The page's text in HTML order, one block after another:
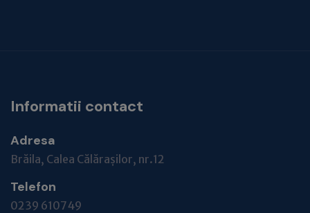
Informatii contact
Adresa
Brăila, Calea Călărașilor, nr.12
Telefon
0239 610749